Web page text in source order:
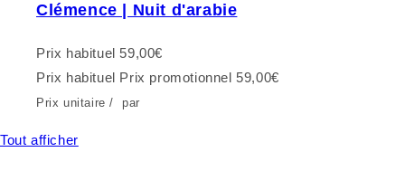
Clémence | Nuit d'arabie
Prix habituel 59,00€
Prix habituel Prix promotionnel 59,00€
Prix unitaire / par
Tout afficher